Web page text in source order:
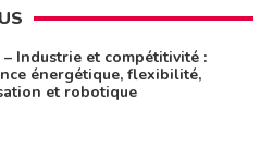
– Industrie et compétitivité :
énergétique, flexibilité,
et robotique